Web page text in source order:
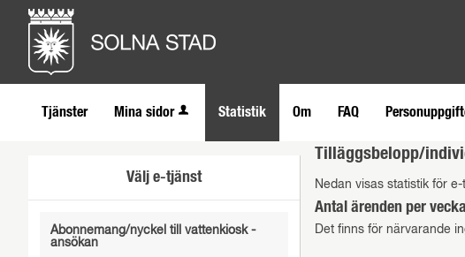
Tjänster Mina sidor Statistik Om FAQ
Välj e-tjänst
Abonnemang/nyckel till vattenkiosk -
ansökan
Tilläggsbelopp/
Nedan visas statistik för
Antal ärenden per vecka
Det finns för närvarande